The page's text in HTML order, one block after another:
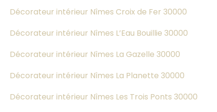
Décorateur intérieur Nîmes Croix de Fer 30000
Décorateur intérieur Nîmes L’Eau Bouillie 30000
Décorateur intérieur Nîmes La Gazelle 30000
Décorateur intérieur Nîmes La Planette 30000
Décorateur intérieur Nîmes Les Trois Ponts 30000